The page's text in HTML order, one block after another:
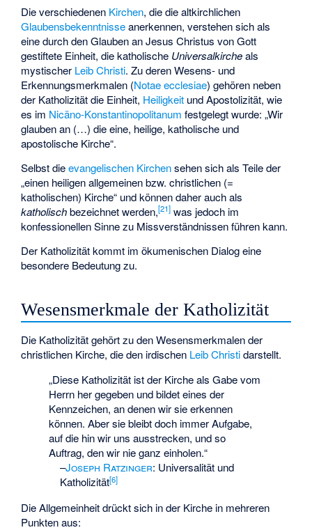
Die verschiedenen Kirchen, die die altkirchlichen
Glaubensbekenntnisseanerkennen, verstehen sich als
eine durch den Glauben an Jesus Christus von Gott
gestiftete Einheit, die katholische Universalkircheals
mystischer Leib Christi. Zu deren Wesens- und
Erkennungsmerkmalen (Notae ecclesiae) gehören neben
der Katholizität die Einheit, Heiligkeit undApostolizität, wie
es im Nicäno-Konstantinopolitanum festgelegt wurde: „Wir
glauben an (…) die eine, heilige, katholische und
apostolische Kirche“.
Selbst dieevangelischen Kirchensehen sich als Teile der
„einen heiligen allgemeinen bzw. christlichen (=
katholischen) Kirche“ und können daher auch als
katholischbezeichnet werden,[21] was jedoch im
konfessionellen Sinne zu Missverständnissen führen kann.
Der Katholizität kommt im ökumenischen Dialog eine
besondere Bedeutung zu.
Wesensmerkmale der Katholizität
Die Katholizität gehört zu den Wesensmerkmalen der
christlichen Kirche, die den irdischen Leib Christidarstellt.
„Diese Katholizität ist der Kirche als Gabe vom
Herrn her gegeben und bildet eines der
Kennzeichen, an denen wir sie erkennen
können. Aber sie bleibt doch immer Aufgabe,
auf die hin wir uns ausstrecken, und so
Auftrag, den wir nie ganz einholen.“
–Joseph Ratzinger: Universalität und
Katholizität[6]
Die Allgemeinheit drückt sich in der Kirche in mehreren
Punkten aus: